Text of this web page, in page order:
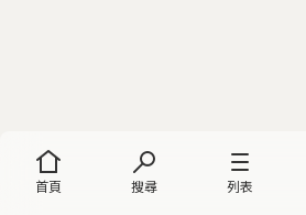
首頁 搜尋 列表